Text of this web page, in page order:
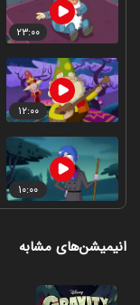
۲۳:۰۰
۱۲:۰۰
۱۰:۰۰
انیمیشن‌های مشابه